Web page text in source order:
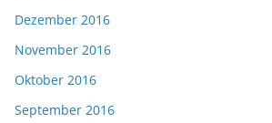
Dezember 2016
November 2016
Oktober 2016
September 2016